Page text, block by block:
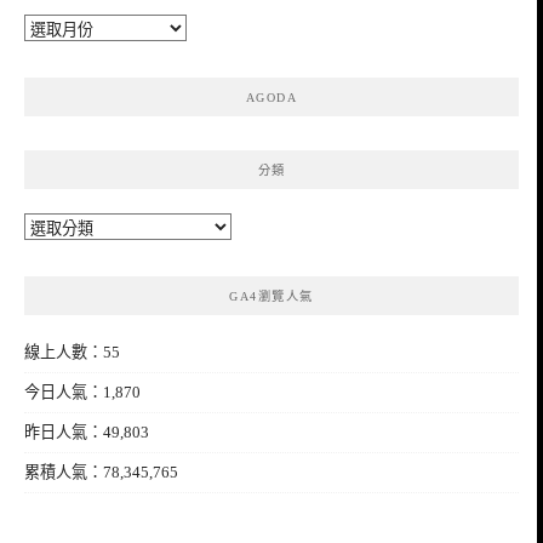
彙
AGODA
分類
分
GA4瀏覽人氣
線上人數：55
今日人氣：1,870
昨日人氣：49,803
累積人氣：78,345,765